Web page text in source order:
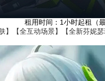
租用时间 ：1小时起租（
肤】【全互动场景】【全新芬妮